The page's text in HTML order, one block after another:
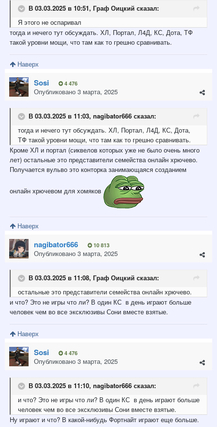
В 03.03.2025 в 10:51, Граф Оицкий сказал:
Я этого не оспаривал
тогда и нечего тут обсуждать. ХЛ, Портал, Л4Д, КС, Дота, ТФ
такой уровни мощи, что там как то грешно сравнивать.
Наверх
Sosi 4 476
Опубликовано 3 марта, 2025
В 03.03.2025 в 11:03, nagibator666 сказал:
тогда и нечего тут обсуждать. ХЛ, Портал, Л4Д, КС, Дота,
ТФ такой уровни мощи, что там как то грешно сравнивать.
Кроме ХЛ и портал (сиквелов которых уже не было очень много
лет) остальные это представители семейства онлайн хрючево.
Получается вульво это конторка занимающаяся созданием
онлайн хрючевом для хомяков
Наверх
nagibator666 10 813
Опубликовано 3 марта, 2025
В 03.03.2025 в 11:08, Граф Оицкий сказал:
остальные это представители семейства онлайн хрючево.
и что? Это не игры что ли? В один КС в день играют больше
человек чем во все эксклюзивы Сони вместе взятые.
Наверх
Sosi 4 476
Опубликовано 3 марта, 2025
В 03.03.2025 в 11:10, nagibator666 сказал:
и что? Это не игры что ли? В один КС в день играют больше
человек чем во все эксклюзивы Сони вместе взятые.
Ну играют и что? В какой-нибудь Фортнайт играют еще больше.